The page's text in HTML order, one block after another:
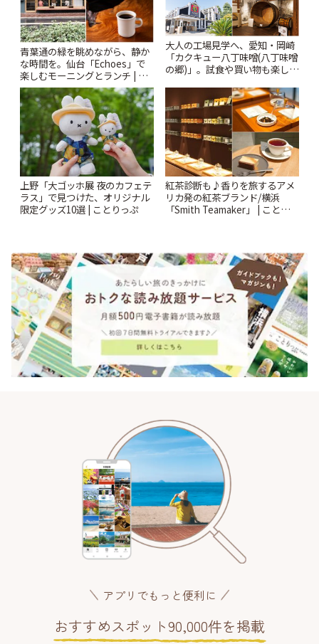
青葉通の緑を眺めながら、静か
な時間を。仙台「Echoes」で
楽しむモーニングとランチ | こ
とりっぷ
大人の工場見学へ、愛知・岡崎
「カクキュー八丁味噌(八丁味噌
の郷)」。試食や買い物も楽しみ
上野「大ゴッホ展 夜のカフェテ
ラス」で見つけた、オリジナル
限定グッズ10選 | ことりっぷ
紅茶診断も♪香りを旅するアメ
リカ発の紅茶ブランド/横浜
「Smith Teamaker」 | ことりっ
アプリでもっと便利に
おすすめスポット90,000件を掲載